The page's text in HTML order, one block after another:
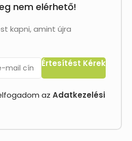
nem elérhető!
kapni, amint újra
Értesítést Kérek
az Adatkezelési